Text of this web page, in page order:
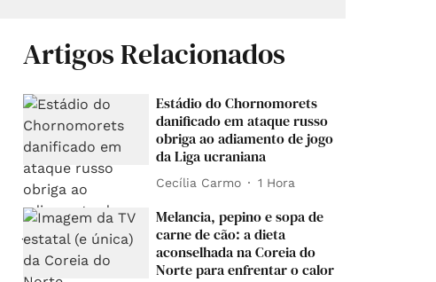
Artigos Relacionados
Estádio do Chornomorets
danificado em ataque russo
obriga ao adiamento de jogo
da Liga ucraniana
Cecília Carmo 1 Hora
Melancia, pepino e sopa de
carne de cão: a dieta
aconselhada na Coreia do
Norte para enfrentar o calor